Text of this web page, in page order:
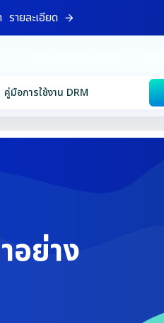
รายละเอียด
คู่มือการใช้งาน DRM
อย่าง